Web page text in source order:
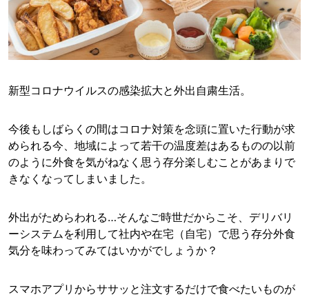
新型コロナウイルスの感染拡大と外出自粛生活。
今後もしばらくの間はコロナ対策を念頭に置いた行動が求
められる今、地域によって若干の温度差はあるものの以前
のように外食を気がねなく思う存分楽しむことがあまりで
きなくなってしまいました。
外出がためらわれる…そんなご時世だからこそ、デリバリ
ーシステムを利用して社内や在宅（自宅）で思う存分外食
気分を味わってみてはいかがでしょうか？
スマホアプリからササッと注文するだけで食べたいものが